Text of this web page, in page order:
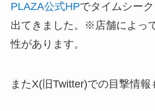
PLAZA公式HPでタイムシー
出てきました。
※店舗によっ
性があります。
またX(旧Twitter)での目撃情報